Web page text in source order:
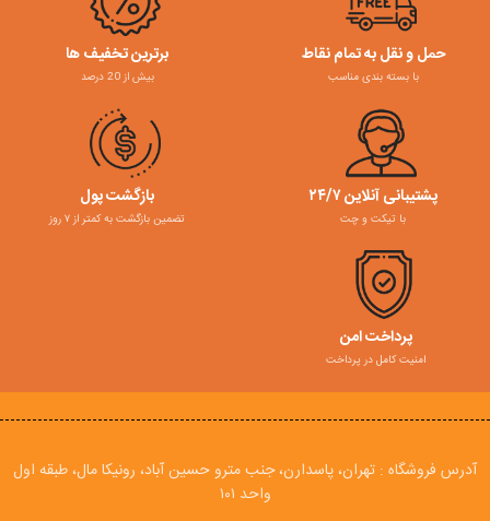
حمل و نقل به تمام نقاط
با بسته بندی مناسب
برترین تخفیف ها
بیش از 20 درصد
پشتیبانی آنلاین ۲۴/۷
با تیکت و چت
بازگشت پول
تضمین بازگشت به کمتر از ۷ روز
پرداخت امن
امنیت کامل در پرداخت
آدرس فروشگاه : تهران، پاسدارن، جنب مترو حسین آباد، رونیکا مال، طبقه اول
واحد ۱۰۱